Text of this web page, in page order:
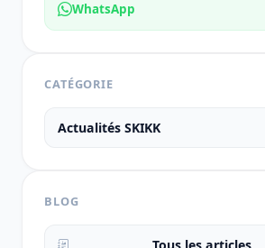
WhatsApp
CATÉGORIE
Actualités SKIKK
BLOG